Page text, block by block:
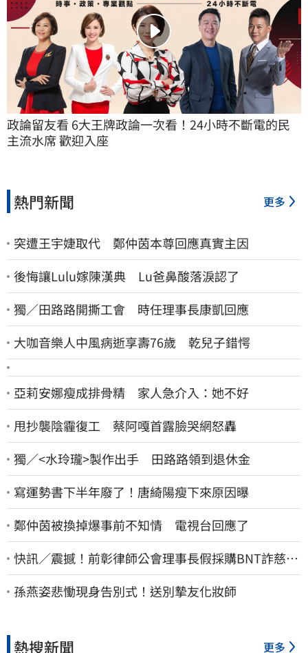
政論留友看 6大王牌政論一次看！24小時不斷電的民
主流水席 歡迎入座
熱門新聞 更多
突遭王宇婕取代 鄭仲茵本尊回應真實主因
後悔讓Lulu嫁陳漢典 Lu爸鼻酸落淚認了
獨／田路路開撕工會 時任理事長康凱回應
大咖音樂人中風病逝享壽76歲 乾兒子錯愕
亞莉安娜瘦成排骨精 家人急介入：她不好
甩抄襲陰霾復工 蔡阿嘎首露臉哭網怒轟
獨／<水玲瓏>製作出手 田路路領到退休金
寫運勢書下半年廢了！唐綺陽瘦下來原因曝
鄭仲茵被換掉爆事前不知情 電視台回應了
快訊／震撼！前彰律師公會理事長假採購BNT詐慈濟
10億、洗錢囤232kg黃金
孫燕姿悲慟現身告別式！送別摯友化妝師
熱搜新聞 更多